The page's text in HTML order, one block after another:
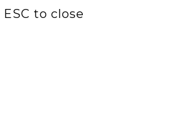
to close